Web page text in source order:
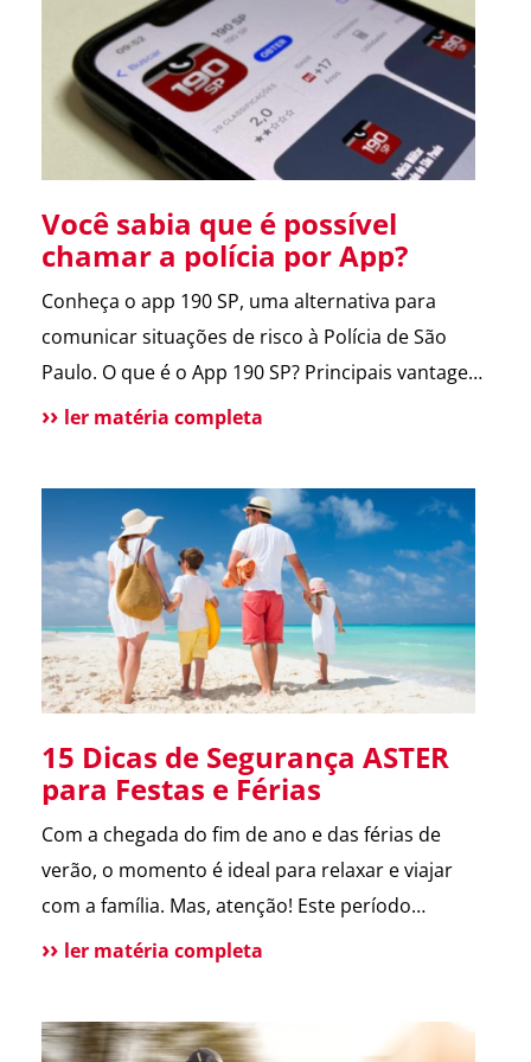
entregador e morador. Um armário inteligente,
seguro e disponível […]
Você sabia que é possível
chamar a polícia por App?
Conheça o app 190 SP, uma alternativa para
comunicar situações de risco à Polícia de São
Paulo. O que é o App 190 SP? Principais vantagens
e benefícios para a população Situações de uso
tradicional ainda disponível Conclusão O app 190
melhora a comunicação […]
ler matéria completa
15 Dicas de Segurança ASTER
para Festas e Férias
Com a chegada do fim de ano e das férias de
verão, o momento é ideal para relaxar e viajar
com a família. Mas, atenção! Este período
também é marcado por um aumento de
segurança que destacamos ao longo de 2024.
ler matéria completa